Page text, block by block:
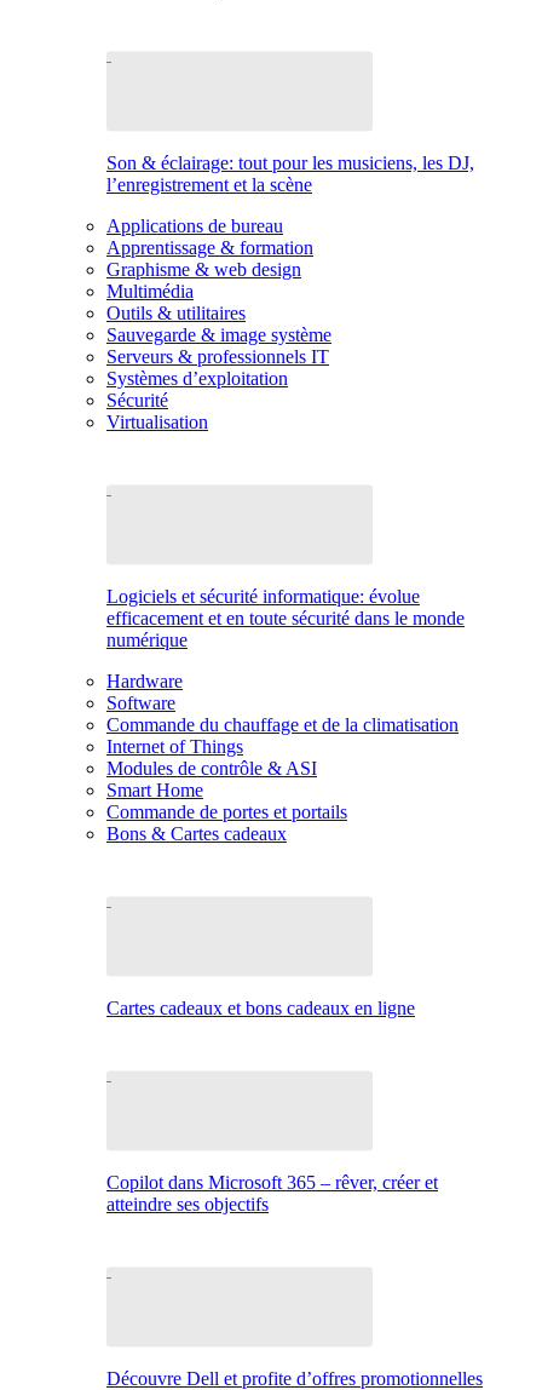
Son & éclairage: tout pour les musiciens, les DJ,
l’enregistrement et la scène
Applications de bureau
Apprentissage & formation
Graphisme & web design
Multimédia
Outils & utilitaires
Sauvegarde & image système
Serveurs & professionnels IT
Systèmes d’exploitation
Sécurité
Virtualisation
Logiciels et sécurité informatique: évolue
efficacement et en toute sécurité dans le monde
numérique
Hardware
Software
Commande du chauffage et de la climatisation
Internet of Things
Modules de contrôle & ASI
Smart Home
Commande de portes et portails
Bons & Cartes cadeaux
Cartes cadeaux et bons cadeaux en ligne
Copilot dans Microsoft 365 – rêver, créer et
atteindre ses objectifs
Découvre Dell et profite d’offres promotionnelles